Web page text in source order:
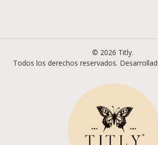
© 2026 Titly.
Todos los derechos reservados.